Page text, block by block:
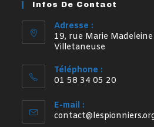
Infos De Contact
Adresse :
19, rue Marie
Villetaneuse
Téléphone :
01 58 34 05 20
E-mail :